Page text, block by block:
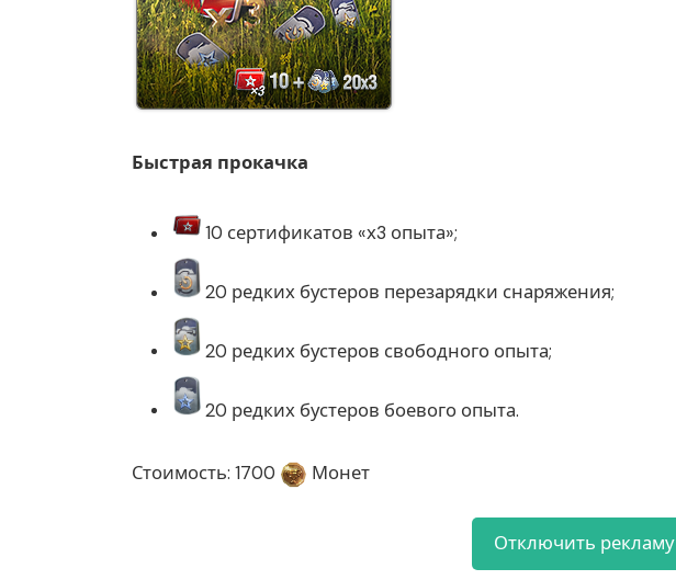
Быстрая прокачка
10 сертификатов «х3 опыта»;
20 редких бустеров перезарядки снаряжения;
20 редких бустеров свободного опыта;
20 редких бустеров боевого опыта.
Стоимость: 1700 Монет
Отключить рекламу